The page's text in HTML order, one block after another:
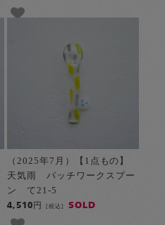
（2025年7月）【1点もの】
天気雨 パッチワークスプー
ン て21-5
4,510円 [税込] SOLD